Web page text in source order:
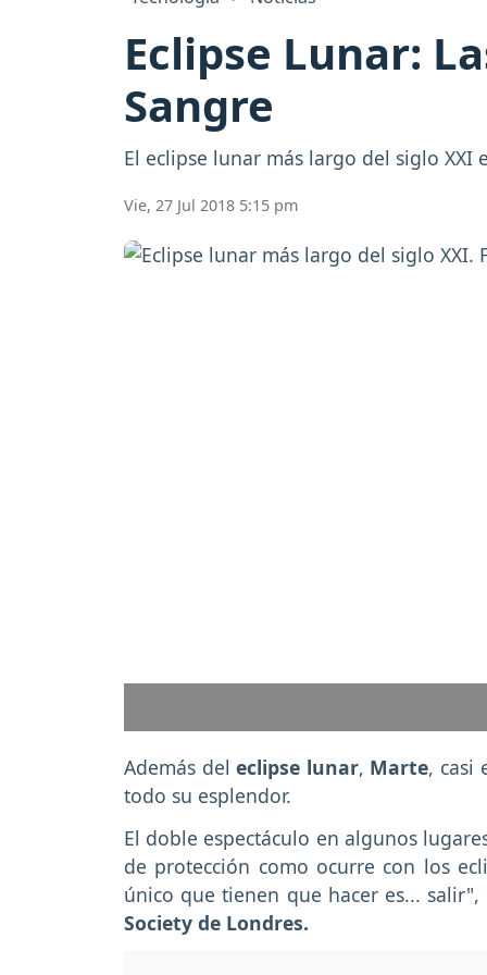
Eclipse Lunar:
Sangre
El eclipse lunar más largo del siglo
Vie, 27 Jul 2018 5:15 pm
Además deleclipse lunar, Marte, casi
todo su esplendor.
El doble espectáculo en algunos
de protección como ocurre con los
único que tienen que hacer es...
Society de Londres.